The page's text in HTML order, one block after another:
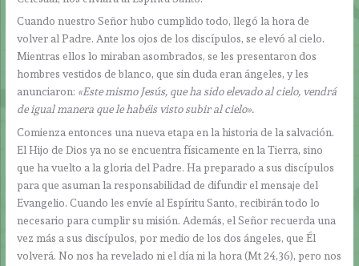
Cuando nuestro Señor hubo cumplido todo, llegó la hora de
volver al Padre. Ante los ojos de los discípulos, se elevó al cielo.
Mientras ellos lo miraban asombrados, se les presentaron dos
hombres vestidos de blanco, que sin duda eran ángeles, y les
anunciaron: «Este mismo Jesús, que ha sido elevado al cielo, vendrá
de igual manera que le habéis visto subir al cielo».
Comienza entonces una nueva etapa en la historia de la salvación.
El Hijo de Dios ya no se encuentra físicamente en la Tierra, sino
que ha vuelto a la gloria del Padre. Ha preparado a sus discípulos
para que asuman la responsabilidad de difundir el mensaje del
Evangelio. Cuando les envíe al Espíritu Santo, recibirán todo lo
necesario para cumplir su misión. Además, el Señor recuerda una
vez más a sus discípulos, por medio de los dos ángeles, que Él
volverá. No nos ha revelado ni el día ni la hora (Mt 24,36), pero nos